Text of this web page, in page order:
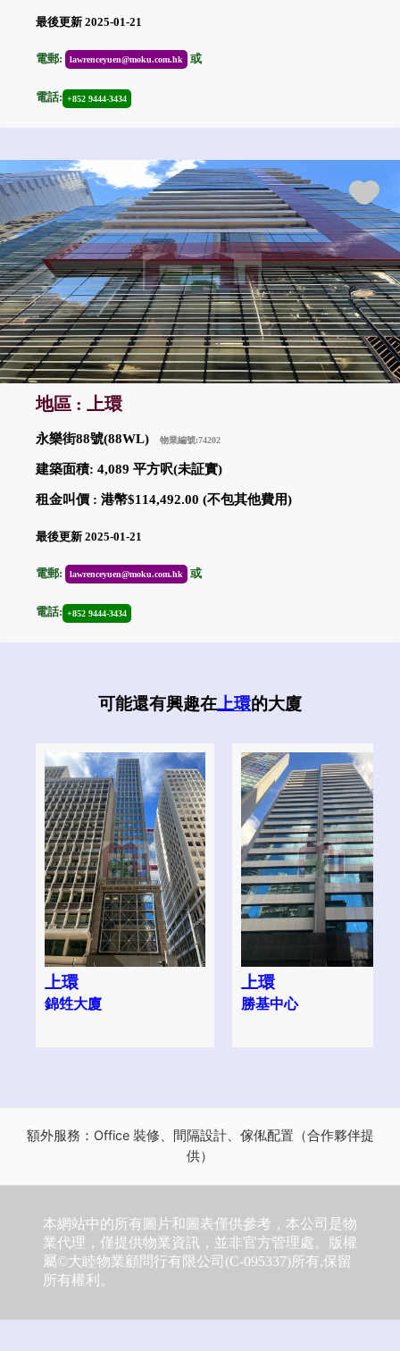
最後更新 2025-01-21
電郵: lawrenceyuen@moku.com.hk 或
電話: +852 9444-3434
地區 : 上環
永樂街88號(88WL) 物業編號:74202
建築面積: 4,089 平方呎(未証實)
租金叫價 : 港幣$114,492.00 (不包其他費用)
最後更新 2025-01-21
電郵: lawrenceyuen@moku.com.hk 或
電話: +852 9444-3434
可能還有興趣在 上環的大廈
上環
錦甡大廈
上環
勝基中心
額外服務：Office 裝修、間隔設計、傢俬配置（合作夥伴提
供）
本網站中的所有圖片和圖表僅供參考，本公司是物
業代理，僅提供物業資訊，並非官方管理處。版權
屬©大睦物業顧問行有限公司(C-095337)所有,保留
所有權利。